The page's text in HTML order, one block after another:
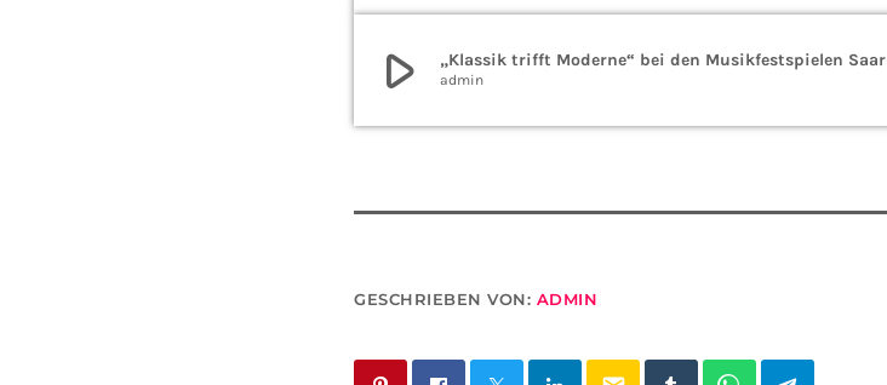
play_arrow „Klassik trifft Moderne“ bei den Musikfestspielen Saar
admin
GESCHRIEBEN VON: ADMIN